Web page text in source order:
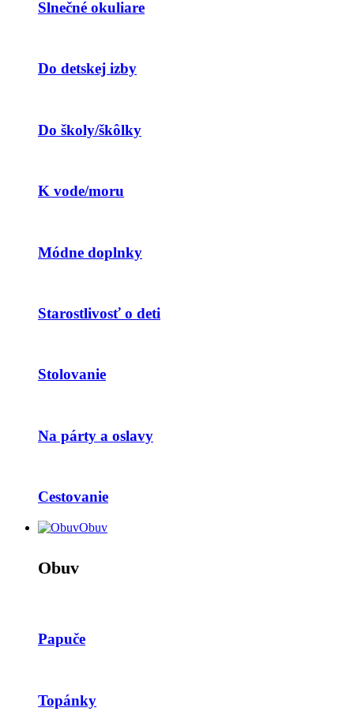
Slnečné okuliare
Do detskej izby
Do školy/škôlky
K vode/moru
Módne doplnky
Starostlivosť o deti
Stolovanie
Na párty a oslavy
Cestovanie
Obuv
Obuv
Papuče
Topánky